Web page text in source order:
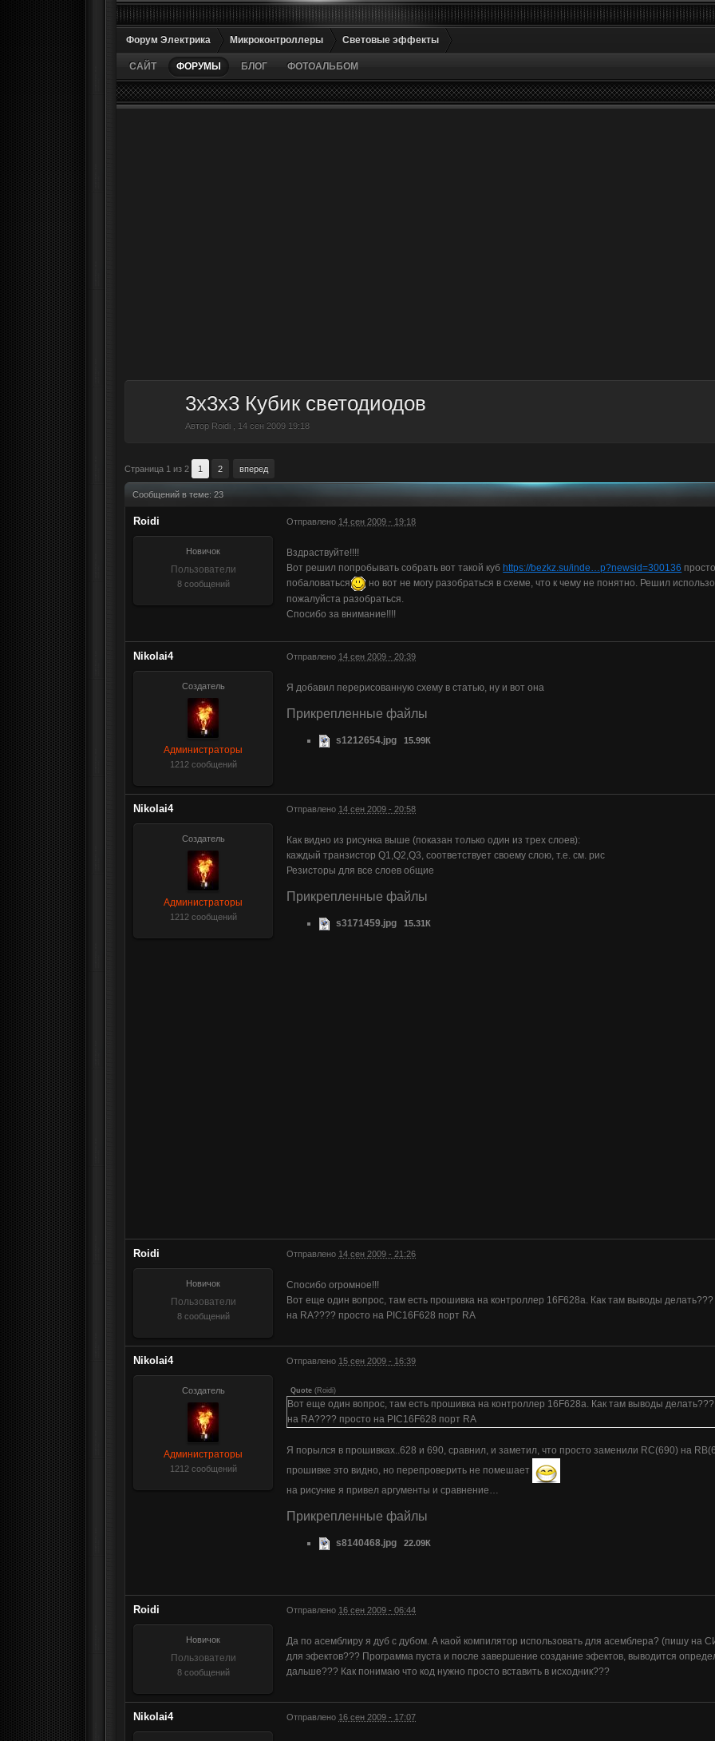
Форум Электрика Микроконтроллеры Световые эффекты
САЙТ ФОРУМЫ БЛОГ ФОТОАЛЬБОМ
3x3x3 Кубик светодиодов
Автор Roidi , 14 сен 2009 19:18
Страница 1 из 2 1 2 вперед
Сообщений в теме: 23
Roidi Отправлено 14 сен 2009 - 19:18
Новичок
Пользователи
8 сообщений
Вздраствуйте!!!!
Вот решил попробывать собрать вот такой куб https://bezkz.su/inde…p?newsid=300136
побаловаться
но вот не могу разобраться в схеме, что к чему не понятно. Решил
пожалуйста разобраться.
Спосибо за внимание!!!!
Nikolai4 Отправлено 14 сен 2009 - 20:39
Создатель
Администраторы
1212 сообщений
Я добавил перерисованную схему в статью, ну и вот она
Прикрепленные файлы
s1212654.jpg 15.99К
Nikolai4 Отправлено 14 сен 2009 - 20:58
Создатель
Администраторы
1212 сообщений
Как видно из рисунка выше (показан только один из трех слоев):
каждый транзистор Q1,Q2,Q3, соответствует своему слою, т.е. см. рис
Резисторы для все слоев общие
Прикрепленные файлы
s3171459.jpg 15.31К
Roidi Отправлено 14 сен 2009 - 21:26
Новичок
Пользователи
8 сообщений
Спосибо огромное!!!
Вот еще один вопрос, там есть прошивка на контроллер 16F628a. Как там выводы
на RA???? просто на PIC16F628 порт RA
Nikolai4 Отправлено 15 сен 2009 - 16:39
Создатель
Администраторы
1212 сообщений
Quote (Roidi)
Вот еще один вопрос, там есть прошивка на контроллер 16F628a. Как там выводы
на RA???? просто на PIC16F628 порт RA
Я порылся в прошивках..628 и 690, сравнил, и заметил, что просто заменили RC(690) на
прошивке это видно, но перепроверить не помешает
на рисунке я привел аргументы и сравнение…
Прикрепленные файлы
s8140468.jpg 22.09К
Roidi Отправлено 16 сен 2009 - 06:44
Новичок
Пользователи
8 сообщений
Да по асемблиру я дуб с дубом. А каой компилятор использовать для асемблера? (пишу на
для эфектов??? Программа пуста и после завершение создание эфектов, выводится
дальше??? Как понимаю что код нужно просто вставить в исходник???
Nikolai4 Отправлено 16 сен 2009 - 17:07